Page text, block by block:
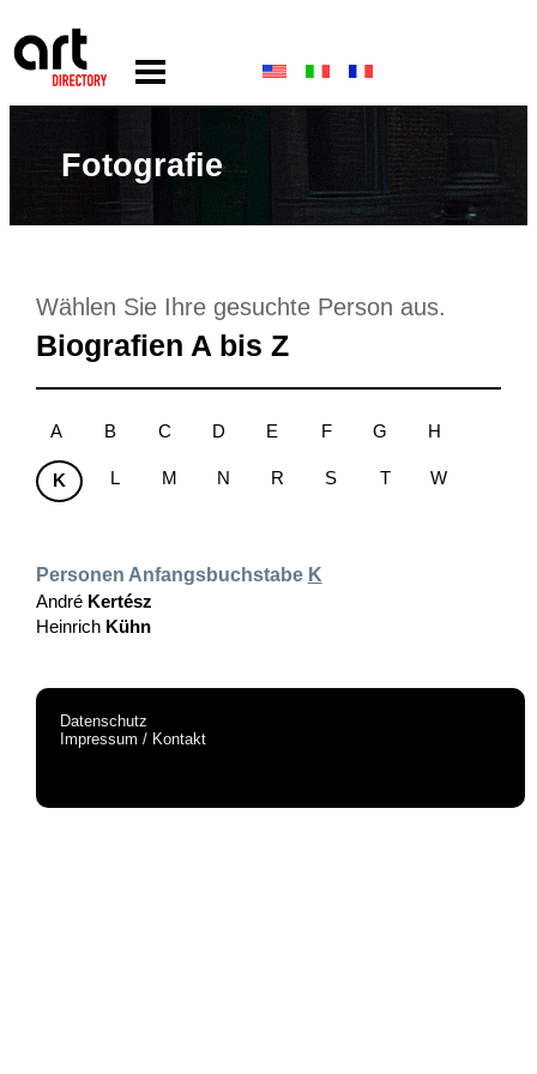
Fotografie
Wählen Sie Ihre gesuchte Person aus.
Biografien A bis Z
A B C D E F G H
K L M N R S T W
Personen Anfangsbuchstabe K
André Kertész
Heinrich Kühn
Datenschutz
Impressum / Kontakt